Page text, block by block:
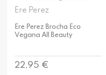
Ere Perez
Ere Perez Brocha Eco
Vegana All Beauty
Precio
22,95 €